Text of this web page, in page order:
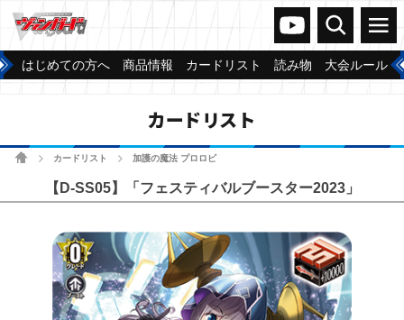
ヴァンガードch
検索 メニュー
はじめての方へ 商品情報 カードリスト 読み物 大会ルール
カードリスト
ホームカードリスト 加護の魔法 プロロビ
【D-SS05】「フェスティバルブースター2023」